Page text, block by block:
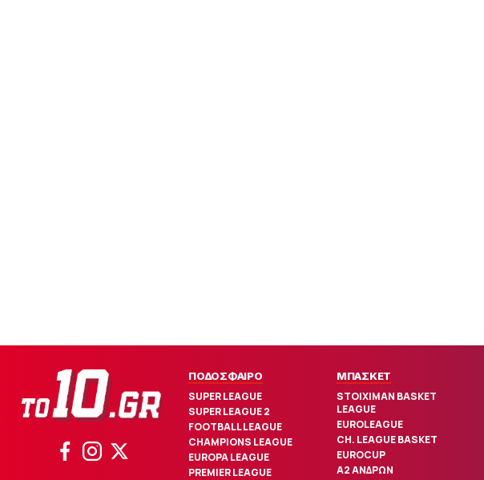
ΠΟΔΟΣΦΑΙΡΟ
SUPER LEAGUE
SUPER LEAGUE 2
FOOTBALL LEAGUE
CHAMPIONS LEAGUE
EUROPA LEAGUE
PREMIER LEAGUE
ΜΠΑΣΚΕΤ
STOIXIMAN BASKET
LEAGUE
EUROLEAGUE
CH. LEAGUE BASKET
EUROCUP
Α2 ΑΝΔΡΩΝ